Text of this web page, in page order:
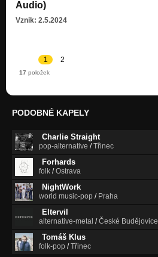
Fate
Nezařazeno
I Rode in Front of Your House
Will You Let Me Know
1
1
Am I Ready
Audio)
Vznik: 2.5.2024
1 2
17 položek
PODOBNÉ KAPELY
Charlie Straight
pop-alternative /Třinec
Forhards
folk /Ostrava
NightWork
world music-pop / Praha
Eltervil
alternative-metal /České Budějovice
Tomáš Klus
folk-pop /Třinec